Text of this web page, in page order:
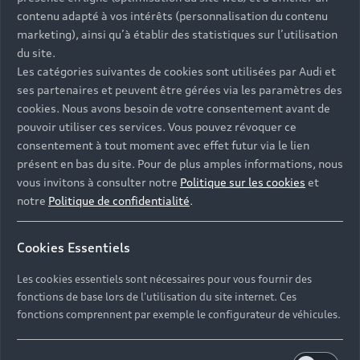
Informations et Service Clients
Accessibilité - Clients Sourds et Malentendants
Trouver mon Partenaire Audi
Berline
Avant
SUV électrique
SUV hybride
SUV
SUV compact
Financer mon Audi
Audi rent : location courte durée
Espace Client Audi Financial Services
Heycar
Voiture hybride
Voiture commerciale
Voiture de direction
SUV société
Achat véhicule de société
Flotte automobile
Entretenir et réparer mon Audi
Offres Après-Vente
Accessoires et équipements
Espace personnel myAudi
Informations client
Functions on Demand
Action de Service EA 189
Audi Assistance
Campagne de rappel Airbag Takata
Histoire du progrès
Notre vision
Nos technologies
myAudi experience
Carrières
© 2026 Audi France. Tous droits réservés.
Mentions légales
Politique sur les cookies
Gérer vos cookies
Politique de confidentialité
Système de lanceur d'alerte
Devis & RDV entretien en ligne
Opérateurs indépendants
Réseau Audi
Recevez toute l'actualité Audi
contenu adapté à vos intérêts (personnalisation du contenu
marketing), ainsi qu’à établir des statistiques sur l’utilisation
du site.
Les catégories suivantes de cookies sont utilisées par Audi et
ses partenaires et peuvent être gérées via les paramètres des
cookies. Nous avons besoin de votre consentement avant de
pouvoir utiliser ces services. Vous pouvez révoquer ce
consentement à tout moment avec effet futur via le lien
présent en bas du site. Pour de plus amples informations, nous
vous invitons à consulter notre Politique sur les cookies et
notre Politique de confidentialité.
Cookies Essentiels
Les cookies essentiels sont nécessaires pour vous fournir des
fonctions de base lors de l'utilisation du site internet. Ces
fonctions comprennent par exemple le configurateur de véhicules.